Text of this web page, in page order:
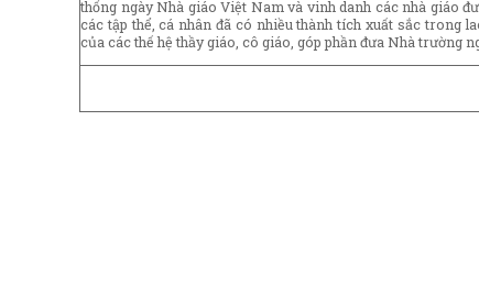
thống ngày Nhà giáo Việt Nam và vinh danh các nhà giáo
các tập thể, cá nhân đã có nhiều thành tích xuất sắc trong
của các thế hệ thầy giáo, cô giáo, góp phần đưa Nhà trường